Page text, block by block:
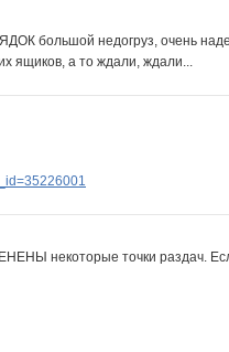
большой недогруз, очень
ящиков, а то ждали, ждали...
некоторые точки раздач.